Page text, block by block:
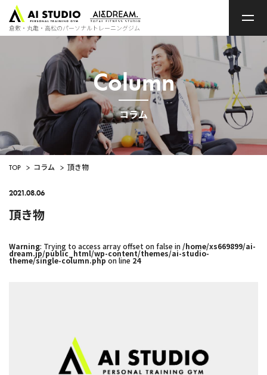
ッ
ペ
ー
ジ
倉敷・丸亀・高松のパーソナルトレーニングジム
Column
コラム
TOP > コラム > 頂き物
2021.08.06
頂き物
Warning: Trying to access array offset on false in /home/xs669899/ai-
dream.jp/public_html/wp-content/themes/ai-studio-
theme/single-column.php on line 24